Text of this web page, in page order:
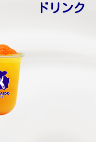
ドリンク